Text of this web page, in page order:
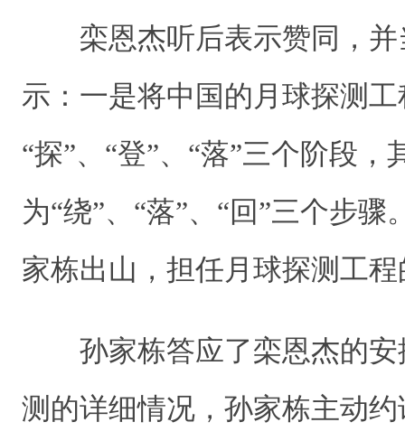
栾恩杰听后表示赞同，并
示：一是将中国的月球探测
“探”、“登”、“落”三个阶段，
为“绕”、“落”、“回”三个步
家栋出山，担任月球探测工
孙家栋答应了栾恩杰的安
测的详细情况，孙家栋主动